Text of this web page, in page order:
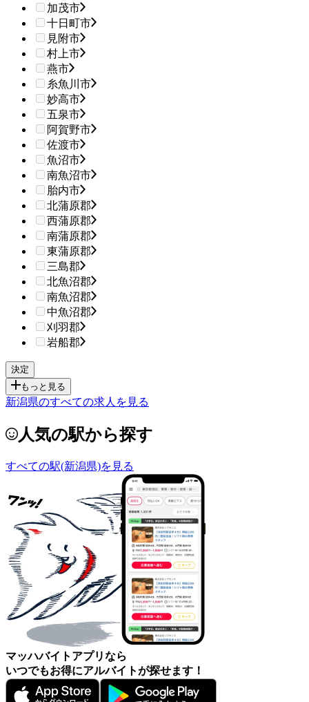
加茂市
十日町市
見附市
村上市
燕市
糸魚川市
妙高市
五泉市
阿賀野市
佐渡市
魚沼市
南魚沼市
胎内市
北蒲原郡
西蒲原郡
南蒲原郡
東蒲原郡
三島郡
北魚沼郡
南魚沼郡
中魚沼郡
刈羽郡
岩船郡
もっと見る
新潟県のすべての求人を見る
人気の駅から探す
すべての駅(新潟県)を見る
マッハバイトアプリなら
いつでもお得にアルバイトが探せます！